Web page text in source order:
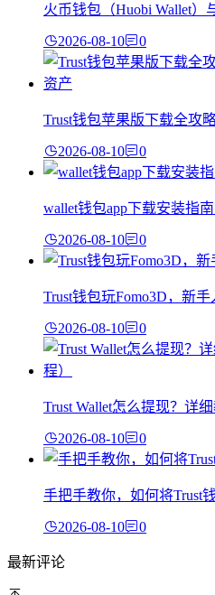
火币钱包（Huobi Wallet）
2026-08-10 0
Trust钱包苹果版下载全攻
2026-08-10 0
wallet钱包app下载安装指
2026-08-10 0
Trust钱包玩Fomo3D，新
2026-08-10 0
Trust Wallet怎么提现？详
2026-08-10 0
手把手教你，如何将Trust
2026-08-10 0
最新评论